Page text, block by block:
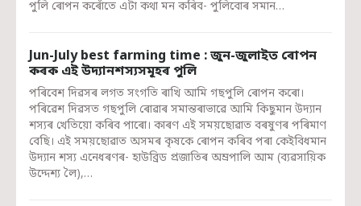
পুলি ৰোপন কৰোঁতে এটা কথা মন কৰিব- পুলিবোৰ সমান…
Jun-July best farming time : জুন-জুলাইত ৰোপন
কৰক এই উদ্যানশস্যসমূহৰ পুলি
পৰিবেশ দিৱসৰ লগত সংগতি ৰাখি আমি গছপুলি ৰোপন কৰো।
পৰিৱেশ দিৱসত গছপুলি ৰোৱাৰ সমান্তৰাভাৱে আমি কিছুমান উদ্যান
শস্যৰ খেতিয়ো কৰিব পাৰো। কাৰণ এই সময়ছোৱাত বৰষুণৰ পৰিমাণ
বেছি। এই সময়ছোৱাত অসমৰ কৃষকে ৰোপন কৰিব পৰা কেইবিধমান
উদ্যান শস্য এনেধৰণৰ- হাউব্ৰিড প্ৰজাতিৰ অম্ৰপালি আম (ব্যৱসায়িক
উদ্দেশ্য লৈ),…